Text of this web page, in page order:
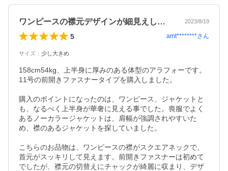
ワンピースの襟元デザインが細見えします 2023/8/19
5 amt********さん
サイズ ： 少し大きめ
158cm54kg、上半身に厚みのある体型のアラフォーです。
11号の前開きファスナータイプを購入しました。
購入のポイントになったのは、ワンピース、ジャケットと
も、なるべく上半身が華奢に見える事でした。喪服でよく
あるノーカラージャケットは、肩幅が強調されやすいた
め、襟のあるジャケットを探していました。
こちらのお品物は、ワンピースの襟がスクエアネックで、
首元がスッキリして見えます。前開きファスナーは初めて
でしたが、襟元の切替えにチャックが綺麗に収まり、デザ